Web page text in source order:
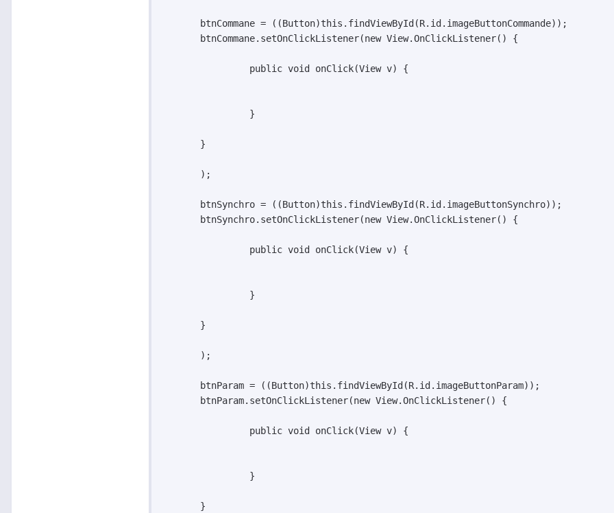
       btnCommane = ((Button)this.findViewById(R.id.imageButtonCommande));
       btnCommane.setOnClickListener(new View.OnClickListener() {
       }
       );
       btnSynchro = ((Button)this.findViewById(R.id.imageButtonSynchro));
       btnSynchro.setOnClickListener(new View.OnClickListener() {
       }
       );
       btnParam = ((Button)this.findViewById(R.id.imageButtonParam));
       btnParam.setOnClickListener(new View.OnClickListener() {
       }